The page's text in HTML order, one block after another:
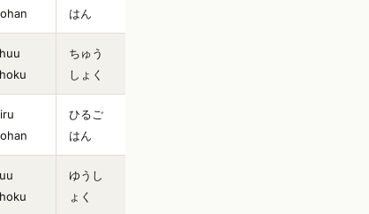
はん
ちゅう
しょく
ひるご
はん
ゆうし
ょく